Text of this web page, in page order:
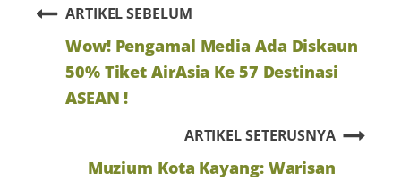
ARTIKEL SEBELUM
Wow! Pengamal Media Ada Diskaun
50% Tiket AirAsia Ke 57 Destinasi
ASEAN !
ARTIKEL SETERUSNYA
Muzium Kota Kayang: Warisan